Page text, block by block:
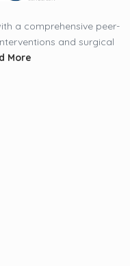
a comprehensive peer-
and surgical
More